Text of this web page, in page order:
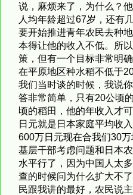
说，麻烦来了，为什么？
人均年龄超过67岁，还有
要开始推进青年农民去种
本得让他的收入不低。所
策，但有一个目标非常明
在平原地区种水稻不低于
我们当时谈的时候，我说
答非常简单，只有20公顷
顷的稻田，他的年收入才
日元就是日本家庭平均收
600万日元现在合我们30
基层干部考虑问题和日本
水平行了，因为中国人太
查的时候问为什么扩大不
民跟我讲的最好，农民说